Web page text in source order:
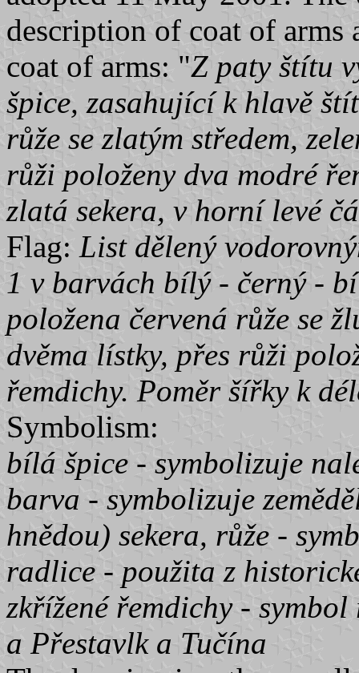
description of coat of arms
coat of arms: "Z paty štítu
špice, zasahující k hlavě
růže se zlatým středem,
růži položeny dva modré
zlatá sekera, v horní levé
Flag: List dělený
1 v barvách bílý - černý -
položena červená růže se
dvěma lístky, přes růži
řemdichy. Poměr šířky k
Symbolism:
bílá špice - symbolizuje
barva - symbolizuje
hnědou) sekera, růže -
radlice - použita z
zkřížené řemdichy -
a Přestavlk a Tučína